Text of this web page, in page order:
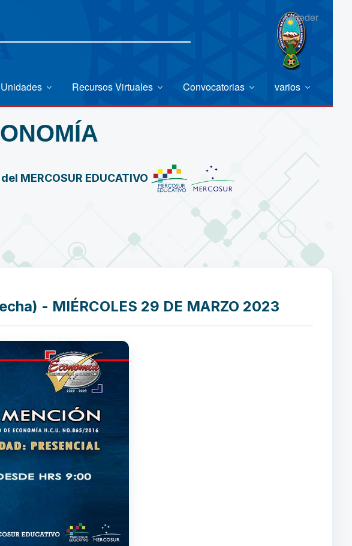
Acceder
Unidades Recursos Virtuales Convocatorias varios
MERCOSUR EDUCATIVO
- MIÉRCOLES 29 DE MARZO 2023